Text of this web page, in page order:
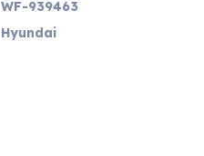
WF-939463
Hyundai